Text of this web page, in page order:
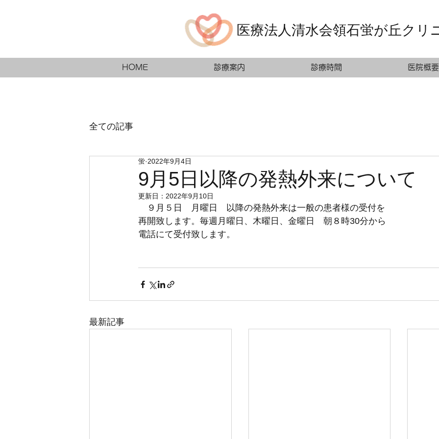
医療法人清水会領石蛍が丘クリ
HOME 診療案内 診療時間 医院概要
全ての記事
9月5日以降の発熱外来について
蛍 2022年9月4日
更新日： 2022年9月10日
９月５日　月曜日　以降の発熱外来は一般の患者様の受付を
再開致します。毎週月曜日、木曜日、金曜日　朝８時30分から
電話にて受付致します。
最新記事